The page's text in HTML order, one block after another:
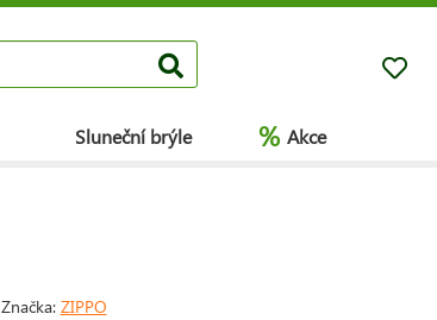
Sluneční brýle % Akce
Značka: ZIPPO